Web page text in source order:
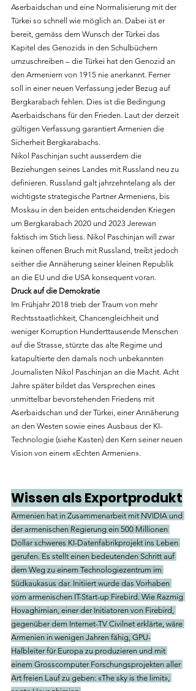
Aserbaidschan und eine Normalisierung mit der
Türkei so schnell wie möglich an. Dabei ist er
bereit, gemäss dem Wunsch der Türkei das
Kapitel des Genozids in den Schulbüchern
umzuschreiben – die Türkei hat den Genozid an
den Armeniern von 1915 nie anerkannt. Ferner
soll in einer neuen Verfassung jeder Bezug auf
Bergkarabach fehlen. Dies ist die Bedingung
Aserbaidschans für den Frieden. Laut der derzeit
gültigen Verfassung garantiert Armenien die
Sicherheit Bergkarabachs.
Nikol Paschinjan sucht ausserdem die
Beziehungen seines Landes mit Russland neu zu
definieren. Russland galt jahrzehntelang als der
wichtigste strategische Partner Armeniens, bis
Moskau in den beiden entscheidenden Kriegen
um Bergkarabach 2020 und 2023 Jerewan
faktisch im Stich liess. Nikol Paschinjan will zwar
keinen offenen Bruch mit Russland, treibt jedoch
seither die Annäherung seiner kleinen Republik
an die EU und die USA konsequent voran.
Druck auf die Demokratie
Im Frühjahr 2018 trieb der Traum von mehr
Rechtsstaatlichkeit, Chancengleichheit und
weniger Korruption Hunderttausende Menschen
auf die Strasse, stürzte das alte Regime und
katapultierte den damals noch unbekannten
Journalisten Nikol Paschinjan an die Macht. Acht
Jahre später bildet das Versprechen eines
unmittelbar bevorstehenden Friedens mit
Aserbaidschan und der Türkei, einer Annäherung
an den Westen sowie eines Ausbaus der KI-
Technologie (siehe Kasten) den Kern seiner neuen
Vision von einem «Echten Armenien».
Wissen als Exportprodukt
Armenien hat in Zusammenarbeit mit NVIDIA und
der armenischen Regierung ein 500 Millionen
Dollar schweres KI-Datenfabrikprojekt ins Leben
gerufen. Es stellt einen bedeutenden Schritt auf
dem Weg zu einem Technologiezentrum im
Südkaukasus dar. Initiiert wurde das Vorhaben
vom armenischen IT-Start-up Firebird. Wie Razmig
Hovaghimian, einer der Initiatoren von Firebird,
gegenüber dem Internet-TV Civilnet erklärte, wäre
Armenien in wenigen Jahren fähig, GPU-
Halbleiter für Europa zu produzieren und mit
einem Grosscomputer Forschungsprojekten aller
Art freien Lauf zu geben: «The sky is the limit»,